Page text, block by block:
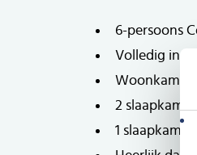
Plattegrond
6-persoons
Volledig
Woonkamer
2
1